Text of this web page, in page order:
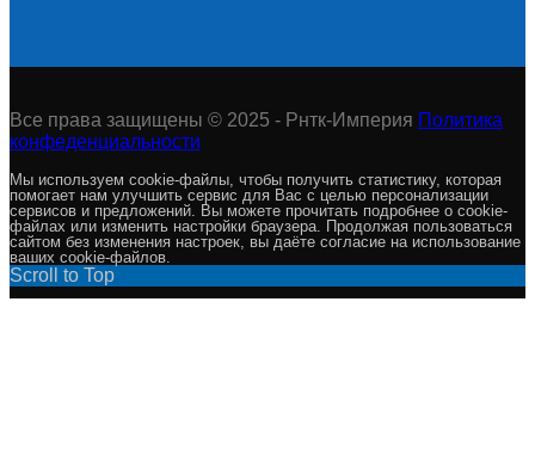
Все права защищены © 2025 - Рнтк-Империя Политика
конфеденциальности
Мы используем cookie-файлы, чтобы получить статистику, которая
помогает нам улучшить сервис для Вас с целью персонализации
сервисов и предложений. Вы можете прочитать подробнее о cookie-
файлах или изменить настройки браузера. Продолжая пользоваться
сайтом без изменения настроек, вы даёте согласие на использование
ваших cookie-файлов.
Scroll to Top